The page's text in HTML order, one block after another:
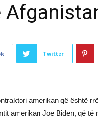
Twitter
amerikan që është
amerikan Joe Biden, që të